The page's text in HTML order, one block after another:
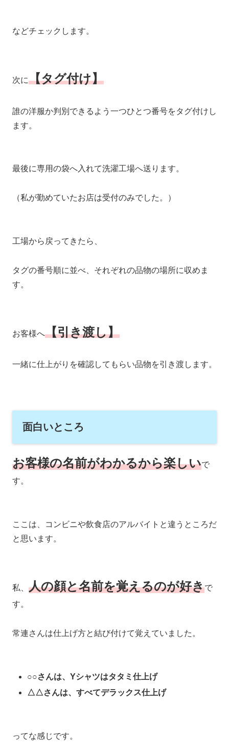
などチェックします。
次に【タグ付け】
誰の洋服か判別できるよう一つひとつ番号をタグ付けし
ます。
最後に専用の袋へ入れて洗濯工場へ送ります。
（私が勤めていたお店は受付のみでした。）
工場から戻ってきたら、
タグの番号順に並べ、それぞれの品物の場所に収めま
す。
お客様へ【引き渡し】
一緒に仕上がりを確認してもらい品物を引き渡します。
面白いところ
お客様の名前がわかるから楽しいで
す。
ここは、コンビニや飲食店のアルバイトと違うところだ
と思います。
私、 人の顔と名前を覚えるのが好きで
す。
常連さんは仕上げ方と結び付けて覚えていました。
○○さんは、Yシャツはタタミ仕上げ
△△さんは、すべてデラックス仕上げ
ってな感じです。